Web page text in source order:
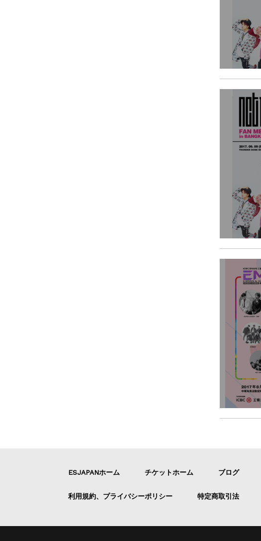
ESJAPANホーム チケットホーム ブログ
利用規約、プライバシーポリシー 特定商取引法